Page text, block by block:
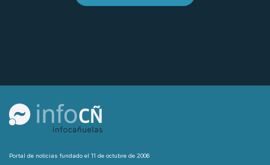
Portal de noticias fundado el 11 de octubre de 2006